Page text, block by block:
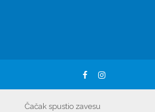
Čačak spustio zavesu